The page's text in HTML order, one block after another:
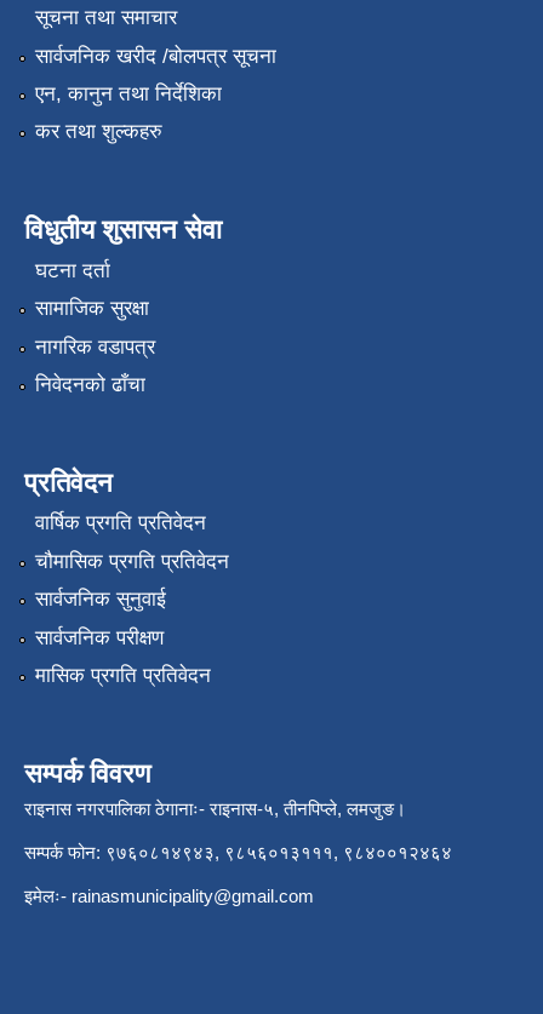
सूचना तथा समाचार
सार्वजनिक खरीद /बोलपत्र सूचना
एन, कानुन तथा निर्देशिका
कर तथा शुल्कहरु
विधुतीय शुसासन सेवा
घटना दर्ता
सामाजिक सुरक्षा
नागरिक वडापत्र
निवेदनको ढाँचा
प्रतिवेदन
वार्षिक प्रगति प्रतिवेदन
चौमासिक प्रगति प्रतिवेदन
सार्वजनिक सुनुवाई
सार्वजनिक परीक्षण
मासिक प्रगति प्रतिवेदन
सम्पर्क विवरण
राइनास नगरपालिका ठेगानाः- राइनास-५, तीनपिप्ले, लमजुङ।
सम्पर्क फोन: ९७६०८१४९४३, ९८५६०१३१११, ९८४००१२४६४
इमेलः- rainasmunicipality@gmail.com